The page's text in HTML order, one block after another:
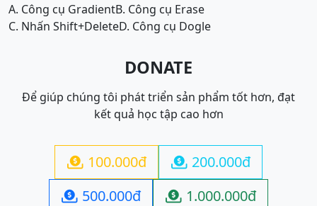
A. Công cụ GradientB. Công cụ Erase
C. Nhấn Shift+DeleteD. Công cụ Dogle
DONATE
Để giúp chúng tôi phát triển sản phẩm tốt hơn, đạt
kết quả học tập cao hơn
 100.000đ  200.000đ
 500.000đ  1.000.000đ